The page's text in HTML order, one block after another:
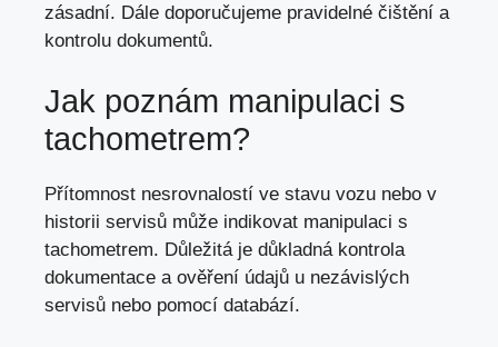
zásadní. Dále doporučujeme pravidelné čištění a
kontrolu dokumentů.
Jak poznám manipulaci s
tachometrem?
Přítomnost nesrovnalostí ve stavu vozu nebo v
historii servisů může indikovat manipulaci s
tachometrem. Důležitá je důkladná kontrola
dokumentace a ověření údajů u nezávislých
servisů nebo pomocí databází.